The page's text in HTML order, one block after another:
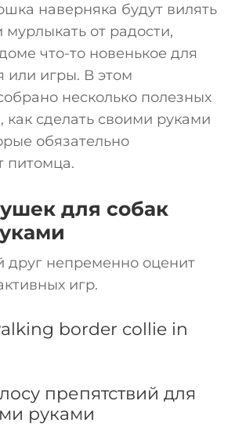
наверняка будут вилять
мурлыкать от радости,
что-то новенькое для
или игры. В этом
несколько полезных
как сделать своими руками
обязательно
питомца.
для собак
друг непременно оценит
игр.
препятствий для
руками